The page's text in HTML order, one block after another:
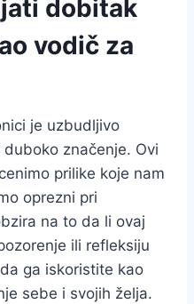
dobitak
vodič za
je uzbudljivo
značenje. Ovi
prilike koje nam
oprezni pri
na to da li ovaj
ili refleksiju
ga iskoristite kao
sebe i svojih želja.